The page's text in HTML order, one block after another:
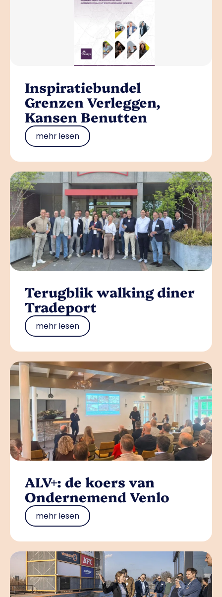
Inspiratiebundel
Grenzen Verleggen,
Kansen Benutten
mehr lesen
Terugblik walking diner
Tradeport
mehr lesen
ALV+: de koers van
Ondernemend Venlo
mehr lesen